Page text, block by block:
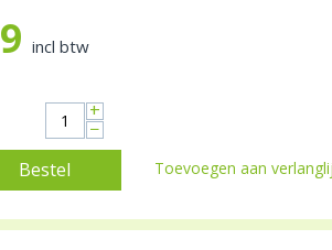
incl btw
+
−
Bestel
Toevoegen aan